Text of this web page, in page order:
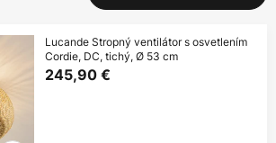
Lucande Stropný ventilátor s osvetlením
Cordie, DC, tichý, Ø 53 cm
245,90 €